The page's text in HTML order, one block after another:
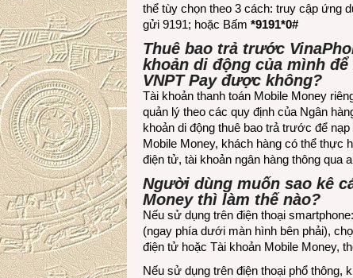
thể tùy chọn theo 3 cách: truy cập ứng
gửi 9191; hoặc Bấm *9191*0#
Thuê bao trả trước
khoản di động của mình
VNPT Pay được không?
Tài khoản thanh toán Mobile Money
quản lý theo các quy định của Ngân
khoản di động thuê bao trả trước để
Mobile Money, khách hàng có thể thực
điện tử, tài khoản ngân hàng thông qua
Người dùng muốn sao kê
Money thì làm thế nào?
Nếu sử dụng trên điện thoại
(ngay phía dưới màn hình bên phải),
điện tử hoặc Tài khoản Mobile Money,
Nếu sử dụng trên điện thoại phổ thông,